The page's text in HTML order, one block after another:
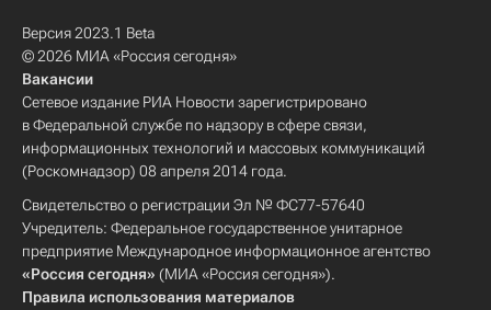
Версия 2023.1 Beta
© 2026 МИА «Россия сегодня»
Вакансии
Сетевое издание РИА Новости зарегистрировано
в Федеральной службе по надзору в сфере связи,
информационных технологий и массовых коммуникаций
(Роскомнадзор) 08 апреля 2014 года.
Свидетельство о регистрации Эл № ФС77-57640
Учредитель: Федеральное государственное унитарное
предприятие Международное информационное агентство
«Россия сегодня» (МИА «Россия сегодня»).
Правила использования материалов